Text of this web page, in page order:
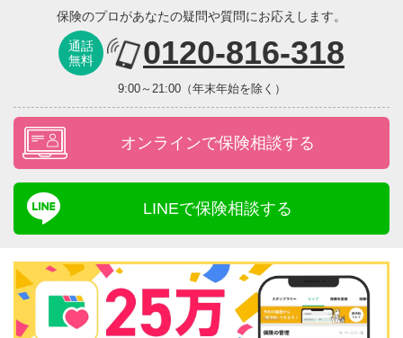
保険のプロがあなたの疑問や質問にお応えします。
通話
無料
0120-816-318
9:00～21:00（年末年始を除く）
オンラインで保険相談する
LINEで保険相談する